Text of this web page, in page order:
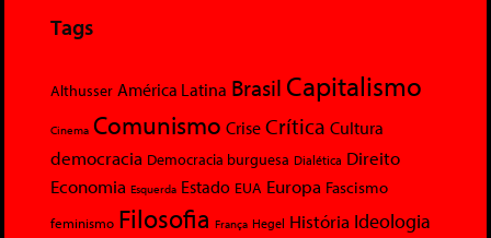
Tags
Althusser América Latina Brasil Capitalismo
Cinema Comunismo Crise Crítica Cultura
democracia Democracia burguesa Dialética Direito
Economia Esquerda Estado EUA Europa Fascismo
feminismo Filosofia França Hegel História Ideologia